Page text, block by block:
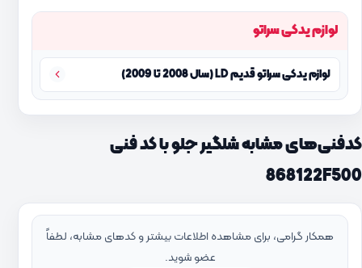
لوازم یدکی سراتو
لوازم یدکی سراتو قدیم LD (سال 2008 تا 2009)
کدفنی‌های مشابه شلگیر جلو با کد فنی
868122F500
همکار گرامی، برای مشاهده اطلاعات بیشتر و کدهای مشابه، لطفاً
عضو شوید.